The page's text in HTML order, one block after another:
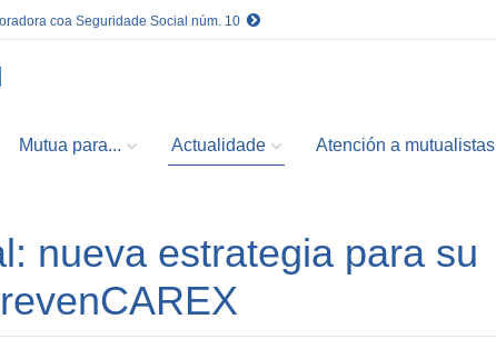
coa Seguridade Social núm. 10
Mutua para... Actualidade Atención a mutualistas
nueva estrategia para su